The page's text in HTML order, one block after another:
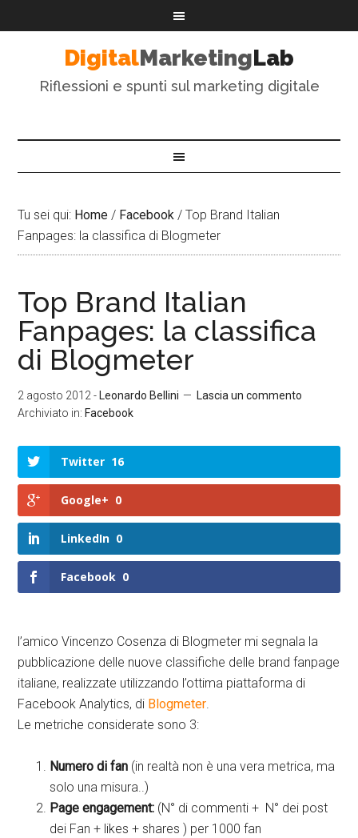
DigitalMarketingLab
Riflessioni e spunti sul marketing digitale
Tu sei qui: Home / Facebook / Top Brand Italian
Fanpages: la classifica di Blogmeter
Top Brand Italian
Fanpages: la classifica
di Blogmeter
2 agosto 2012 - Leonardo Bellini
Lascia un commento
Archiviato in: Facebook
Twitter 16
Google+ 0
LinkedIn 0
Facebook 0
l’amico Vincenzo Cosenza di Blogmeter mi segnala la
pubblicazione delle nuove classifiche delle brand fanpage
italiane, realizzate utilizzando l’ottima piattaforma di
Facebook Analytics, di Blogmeter.
Le metriche considerate sono 3:
Numero di fan (in realtà non è una vera metrica, ma
solo una misura..)
Page engagement: (N° di commenti + N° dei post
dei Fan + likes + shares ) per 1000 fan